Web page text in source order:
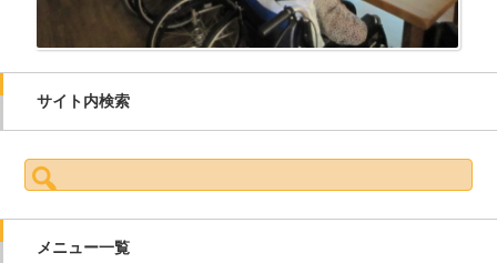
サイト内検索
検索:
メニュー一覧